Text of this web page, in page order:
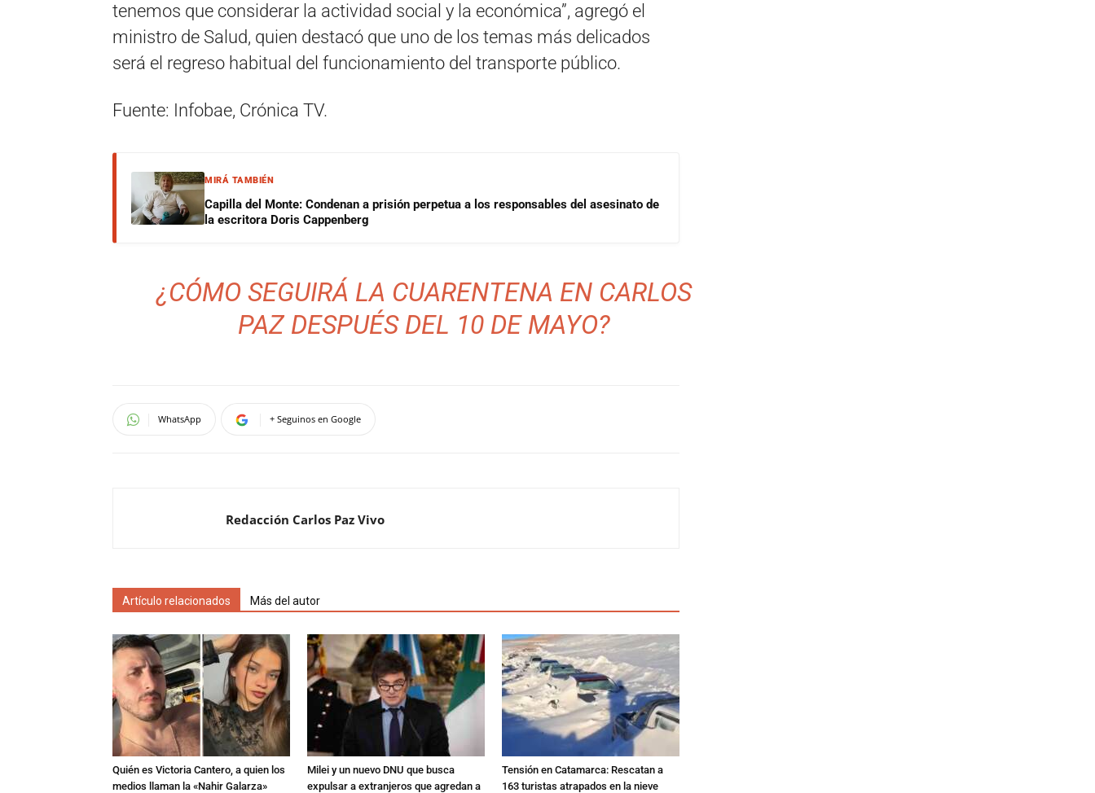
tenemos que considerar la actividad social y la económica”, agregó el
ministro de Salud, quien destacó que uno de los temas más delicados
será el regreso habitual del funcionamiento del transporte público.
Fuente: Infobae, Crónica TV.
MIRÁ TAMBIÉN
Capilla del Monte: Condenan a prisión perpetua a los responsables del asesinato de
la escritora Doris Cappenberg
¿CÓMO SEGUIRÁ LA CUARENTENA EN CARLOS
PAZ DESPUÉS DEL 10 DE MAYO?
WhatsApp + Seguinos en Google
Redacción Carlos Paz Vivo
Artículo relacionados Más del autor
Quién es Victoria Cantero, a quien los
medios llaman la «Nahir Galarza»
Milei y un nuevo DNU que busca
expulsar a extranjeros que agredan a
Tensión en Catamarca: Rescatan a
163 turistas atrapados en la nieve